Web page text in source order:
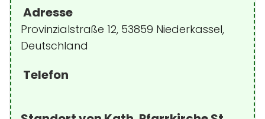
Adresse
Provinzialstraße 12, 53859 Niederkassel,
Deutschland
Telefon